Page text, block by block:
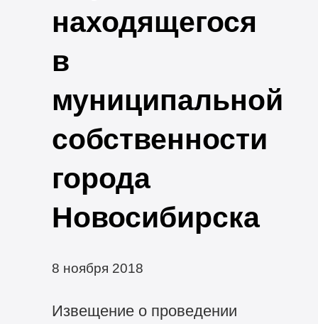
находящегося
в
муниципальной
собственности
города
Новосибирска
8 ноября 2018
Извещение о проведении